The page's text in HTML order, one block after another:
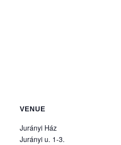
VENUE
Jurányi Ház
Jurányi u. 1-3.